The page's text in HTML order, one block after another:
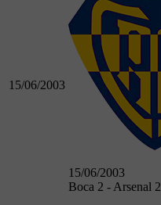
15/06/2003
15/06/2003
Boca 2 - Arsenal 2